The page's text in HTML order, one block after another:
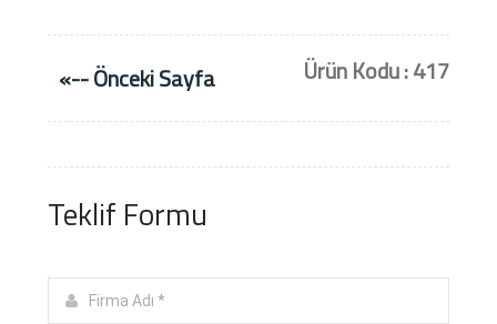
«-- Önceki Sayfa Ürün Kodu : 417
Teklif Formu